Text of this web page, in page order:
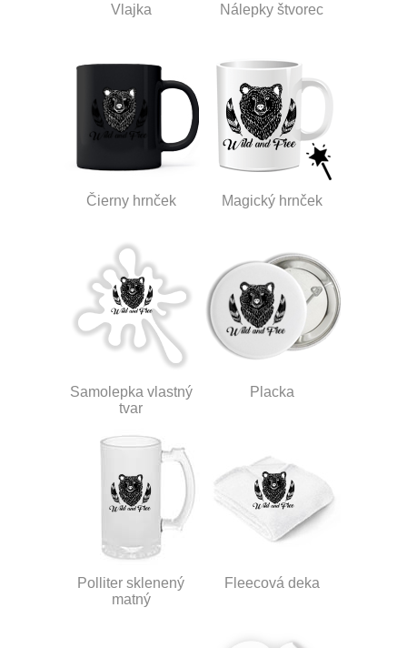
Vlajka Nálepky štvorec
Čierny hrnček Magický hrnček
Samolepka vlastný
tvar
Placka
Polliter sklenený
matný
Fleecová deka